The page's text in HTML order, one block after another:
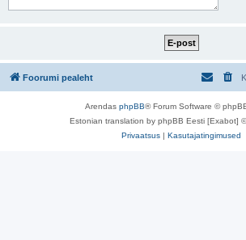
Foorumi pealeht
Arendas phpBB® Forum Software ©
Estonian translation by phpBB Eesti [Exabot]
Privaatsus | Kasutajatingimused